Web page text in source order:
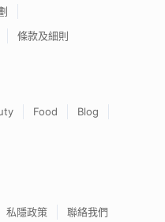
條款及細則
Food
Blog
私隱政策 聯絡我們